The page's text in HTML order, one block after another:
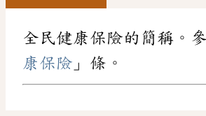
全民健康保險的簡稱。
康保險 」條。